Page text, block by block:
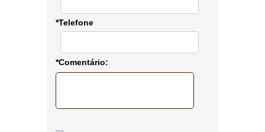
*Telefone
*Comentário: